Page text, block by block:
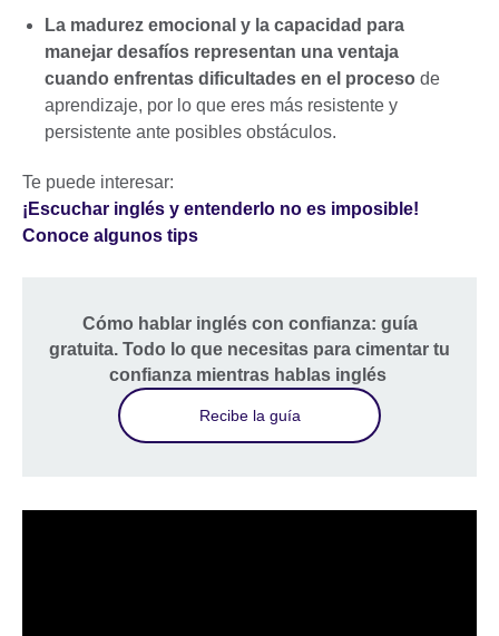
La madurez emocional y la capacidad para
manejar desafíos representan una ventaja
cuando enfrentas dificultades en el proceso de
aprendizaje, por lo que eres más resistente y
persistente ante posibles obstáculos.
Te puede interesar:
¡Escuchar inglés y entenderlo no es imposible!
Conoce algunos tips
Cómo hablar inglés con confianza: guía
gratuita. Todo lo que necesitas para cimentar tu
confianza mientras hablas inglés
Recibe la guía